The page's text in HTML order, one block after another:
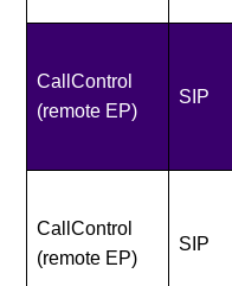
CallControl
(remote EP)
SIP
CallControl
(remote EP)
SIP